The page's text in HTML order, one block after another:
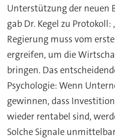
Unterstützung der neuen
gab Dr. Kegel zu
Regierung muss vom
ergreifen, um die
bringen. Das
Psychologie: Wenn
gewinnen, dass
wieder rentabel sind,
Solche Signale